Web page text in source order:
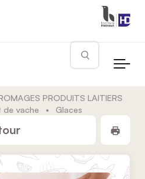
Rechercher
PRODUITS LAITIERS
de vache • Glaces